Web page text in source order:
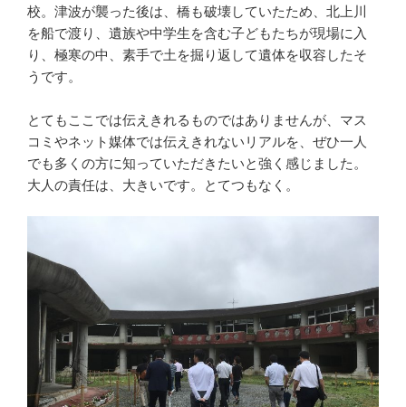
校。津波が襲った後は、橋も破壊していたため、北上川
を船で渡り、遺族や中学生を含む子どもたちが現場に入
り、極寒の中、素手で土を掘り返して遺体を収容したそ
うです。
とてもここでは伝えきれるものではありませんが、マス
コミやネット媒体では伝えきれないリアルを、ぜひ一人
でも多くの方に知っていただきたいと強く感じました。
大人の責任は、大きいです。とてつもなく。